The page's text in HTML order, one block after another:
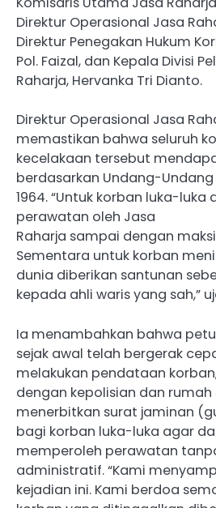
Direktur Operasional Jasa
Direktur Penegakan Hukum
Pol. Faizal, dan Kepala Divisi
Raharja, Hervanka Tri Dianto.
Direktur Operasional Jasa
memastikan bahwa seluruh
kecelakaan tersebut
berdasarkan Undang-
1964. “Untuk korban luka-luka
perawatan oleh Jasa
Raharja sampai dengan
Sementara untuk korban
dunia diberikan santunan
kepada ahli waris yang sah,”
Ia menambahkan bahwa
sejak awal telah bergerak
melakukan pendataan
dengan kepolisian dan rumah
menerbitkan surat jaminan
bagi korban luka-luka agar
memperoleh perawatan
administratif. “Kami
kejadian ini. Kami berdoa